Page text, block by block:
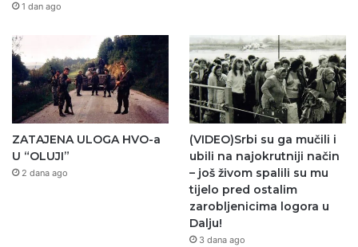
1 dan ago
ZATAJENA ULOGA HVO-a
U “OLUJI”
2 dana ago
(VIDEO)Srbi su ga mučili i
ubili na najokrutniji način
– još živom spalili su mu
tijelo pred ostalim
zarobljenicima logora u
Dalju!
3 dana ago